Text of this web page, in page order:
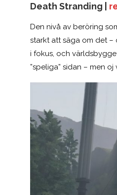
Death Stranding
Den nivå av beröring
starkt att säga om det –
i fokus, och
”speliga” sidan – men